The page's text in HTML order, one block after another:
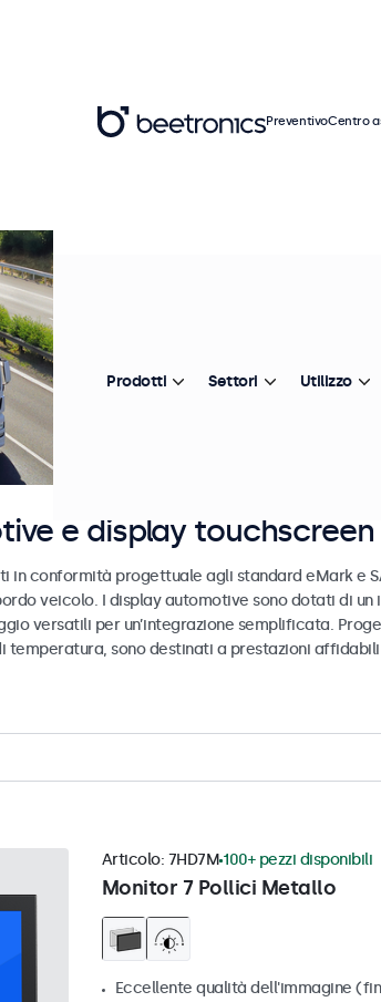
e display touchscreen
in conformità progettuale agli standard eMark e
veicolo. I display automotive sono dotati di
versatili per un’integrazione semplificata.
temperatura, sono destinati a prestazioni
Monitor 7 Pollici Metallo
Articolo: 7HD7M 100+ pezzi disponibili
Eccellente qualità dell'immagine
PreventivoCentro
Prodotti Settori Utilizzo